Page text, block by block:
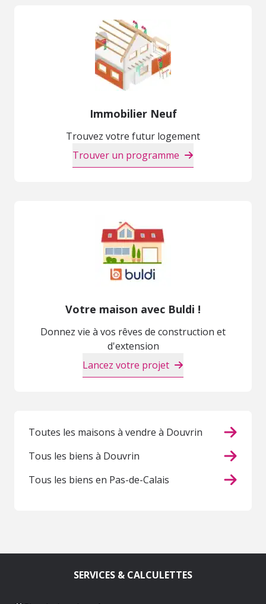
Immobilier Neuf
Trouvez votre futur logement
Trouver un programme
Votre maison avec Buldi !
Donnez vie à vos rêves de construction et
d'extension
Lancez votre projet
Toutes les maisons à vendre à Douvrin
Tous les biens à Douvrin
Tous les biens en Pas-de-Calais
SERVICES & CALCULETTES